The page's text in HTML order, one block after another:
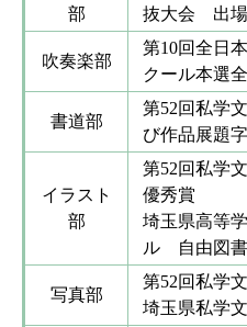
部
抜大会 出場
吹奏楽部
第10回全日
クール本選
書道部
第52回私学
び作品展題
イラスト
部
第52回私学
優秀賞
埼玉県高等
ル 自由図
写真部
第52回私学
埼玉県私学